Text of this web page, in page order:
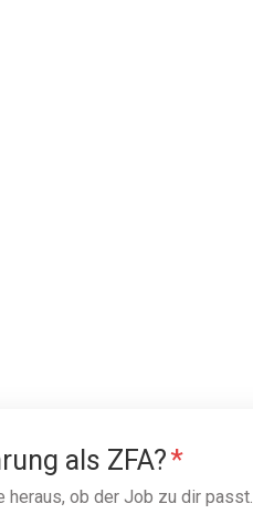
als ZFA?*
ob der Job zu dir passt.